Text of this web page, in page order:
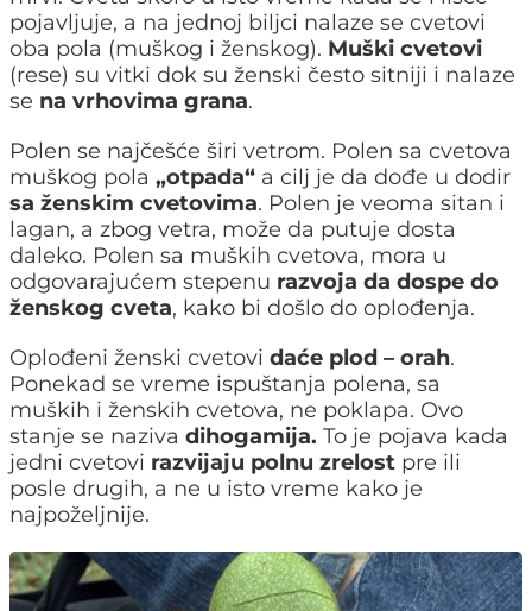
pojavljuje, a na jednoj biljci nalaze se cvetovi
oba pola (muškog i ženskog). Muški cvetovi
(rese) su vitki dok su ženski često sitniji i nalaze
se na vrhovima grana.
Polen se najčešće širi vetrom. Polen sa cvetova
muškog pola „otpada“ a cilj je da dođe u dodir
sa ženskim cvetovima. Polen je veoma sitan i
lagan, a zbog vetra, može da putuje dosta
daleko. Polen sa muških cvetova, mora u
odgovarajućem stepenu razvoja da dospe do
ženskog cveta, kako bi došlo do oplođenja.
Oplođeni ženski cvetovi daće plod – orah.
Ponekad se vreme ispuštanja polena, sa
muških i ženskih cvetova, ne poklapa. Ovo
stanje se naziva dihogamija. To je pojava kada
jedni cvetovi razvijaju polnu zrelost pre ili
posle drugih, a ne u isto vreme kako je
najpoželjnije.